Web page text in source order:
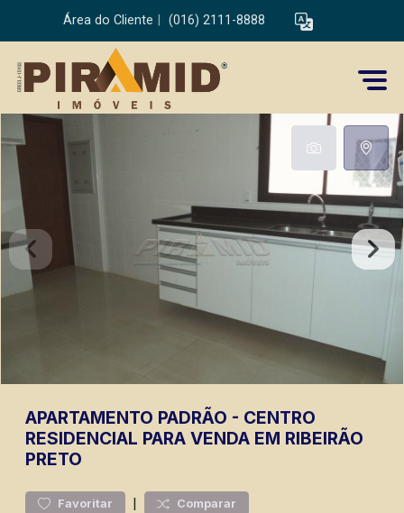
Área do Cliente (016) 2111-8888
APARTAMENTO PADRÃO - CENTRO
RESIDENCIAL PARA VENDA EM RIBEIRÃO
PRETO
Favoritar | Comparar